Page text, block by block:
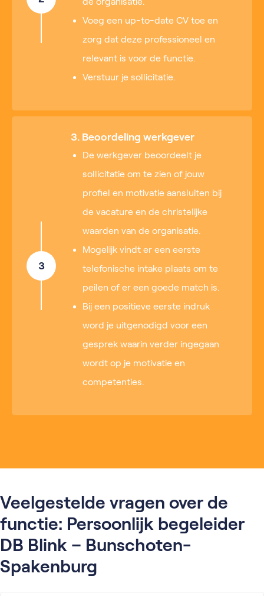
Voeg een up-to-date CV toe en
zorg dat deze professioneel en
relevant is voor de functie.
Verstuur je sollicitatie.
3
3. Beoordeling werkgever
De werkgever beoordeelt je
sollicitatie om te zien of jouw
profiel en motivatie aansluiten bij
de vacature en de christelijke
waarden van de organisatie.
Mogelijk vindt er een eerste
telefonische intake plaats om te
peilen of er een goede match is.
Bij een positieve eerste indruk
word je uitgenodigd voor een
gesprek waarin verder ingegaan
wordt op je motivatie en
competenties.
Veelgestelde vragen over de
functie: Persoonlijk begeleider
DB Blink – Bunschoten-
Spakenburg